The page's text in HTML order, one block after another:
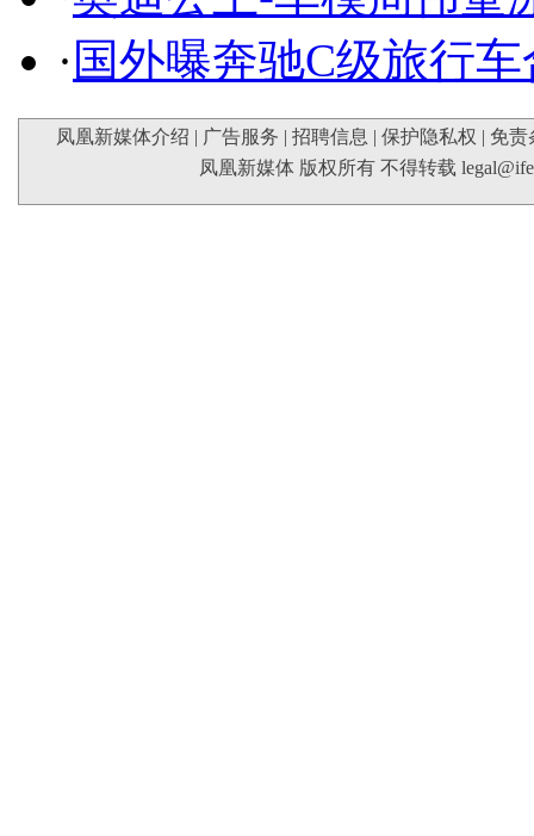
· 国外曝奔驰C级旅行
凤凰新媒体介绍 | 广告服务 | 招聘信息 | 保护隐私权 | 免责
凤凰新媒体 版权所有 不得转载